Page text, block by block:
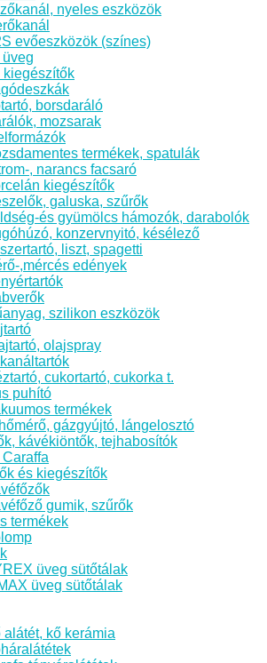
nyeles eszközök
evőeszközök (színes)
üveg
kiegészítők
borsdaráló
mozsarak
termékek, spatulák
, narancs facsaró
kiegészítők
galuska, szűrők
és gyümölcs hámozók, darabolók
konzervnyitó, késélező
liszt, spagetti
,mércés edények
szilikon eszközök
olajspray
cukortartó, cukorka t.
puhító
termékek
gázgyújtó, lángelosztó
kávékiöntők, tejhabosítók
és kiegészítők
gumik, szűrők
termékek
üveg sütőtálak
üveg sütőtálak
alátét, kő kerámia